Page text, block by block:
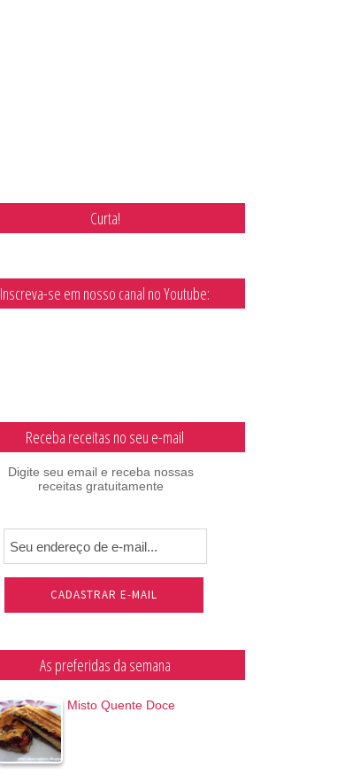
Curta!
Inscreva-se em nosso canal no Youtube:
Receba receitas no seu e-mail
Digite seu email e receba nossas
receitas gratuitamente
As preferidas da semana
Misto Quente Doce